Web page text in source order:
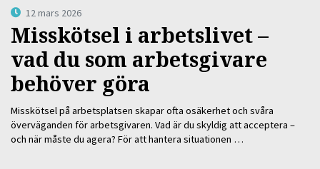
12 mars 2026
Misskötsel i arbetslivet –
vad du som arbetsgivare
behöver göra
Misskötsel på arbetsplatsen skapar ofta osäkerhet och svåra
överväganden för arbetsgivaren. Vad är du skyldig att acceptera –
och när måste du agera? För att hantera situationen …